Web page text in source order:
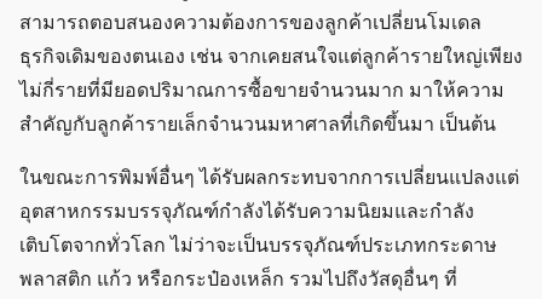
สามารถตอบสนองความต้องการของลูกค้าเปลี่ยนโมเดล
ธุรกิจเดิมของตนเอง เช่น จากเคยสนใจแต่ลูกค้ารายใหญ่เพียง
ไม่กี่รายที่มียอดปริมาณการซื้อขายจำนวนมาก มาให้ความ
สำคัญกับลูกค้ารายเล็กจำนวนมหาศาลที่เกิดขึ้นมา เป็นต้น
ในขณะการพิมพ์อื่นๆ ได้รับผลกระทบจากการเปลี่ยนแปลงแต่
อุตสาหกรรมบรรจุภัณฑ์กำลังได้รับความนิยมและกำลัง
เติบโตจากทั่วโลก ไม่ว่าจะเป็นบรรจุภัณฑ์ประเภทกระดาษ
พลาสติก แก้ว หรือกระป๋องเหล็ก รวมไปถึงวัสดุอื่นๆ ที่